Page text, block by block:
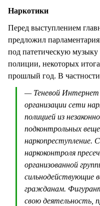
Наркотики
Перед выступлением
предложил
под патетическую музыку
полиции, некоторых
прошлый год. В
— Теневой Интернет
организации сети
полицией из
подконтрольных
наркопреступление.
наркоконтроля
организованной
сильнодействующие
гражданам.
свою деятельность,